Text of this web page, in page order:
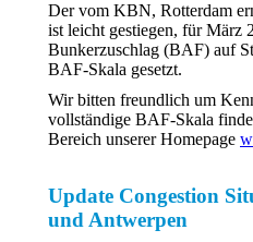
Der vom KBN, Rotterdam
ist leicht gestiegen, für März
Bunkerzuschlag (BAF) auf
BAF-Skala gesetzt.
Wir bitten freundlich um
vollständige BAF-Skala
Bereich unserer Homepage
Update Congestion
und Antwerpen